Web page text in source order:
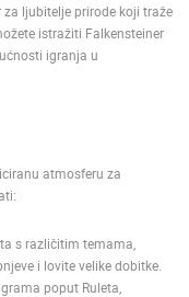
MRKOPALJ
ljubitelje prirode koji traže
istražiti Falkensteiner
igranja u
atmosferu za
s različitim temama,
i lovite velike dobitke.
poput Ruleta,